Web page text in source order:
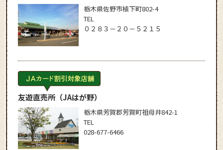
栃木県佐野市植下町802-4
TEL
０２８３－２０－５２１５
友遊直売所（JAはが野）
栃木県芳賀郡芳賀町祖母井842-1
TEL
028-677-6466